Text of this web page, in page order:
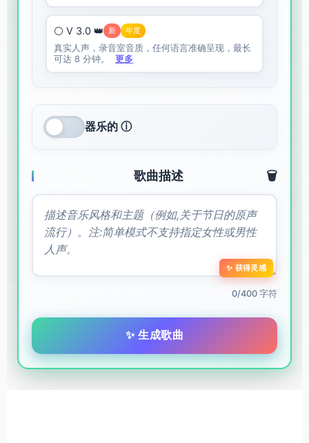
⚪ V 3.0 👑 新 年度
真实人声，录音室音质，任何语言准确呈现，最长
可达 8 分钟。
更多
器乐的 ⓘ
歌曲描述 🗑️
✨ 获得灵感
0/400 字符
✨ 生成歌曲